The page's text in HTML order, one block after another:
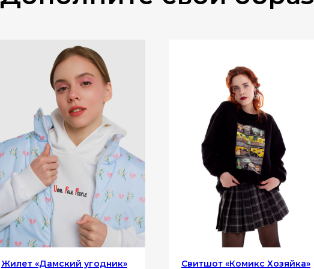
Жилет «‎Дамский угодник»‎ Свитшот «‎Комикс Хозяйка»‎